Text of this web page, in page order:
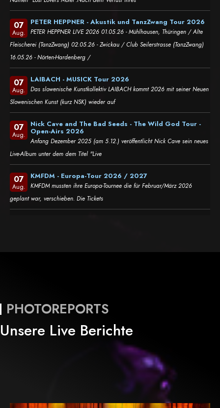
07
Aug.
PETER HEPPNER - Akustik und TanzZwang Tour 2026
PETER HEPPNER LIVE 2026 01.05.26 - Mühlhausen, Thüringen / Alte
Fleischerei (TanzZwang) 02.05.26 - Zwickau / Club Seilerstrasse (TanzZwang)
16.05.26 - Nörten-Hardenberg /
07
Aug.
LAIBACH - MUSICK Tour 2026
Das slowenische Kunstkollektiv LAIBACH kommt 2026 mit seiner Neuen
Slowenischen Kunst (kurz NSK) wieder auf
07
Aug.
Nick Cave and The Bad Seeds - The Wild God Tour -
Open-Airs 2026
Anfang Dezember 2025 (am 5.12.) veröffentlicht Nick Cave sein neues
Live-Album unter dem dem Titel "Live
07
Aug.
KMFDM - Europa-Tour 2026 / 2027
KMFDM mussten ihre Europa-Tournee die für Februar/März 2026
geplant war, verschieben. Die Tickets
PHOTOREPORTS
Unsere Live Berichte